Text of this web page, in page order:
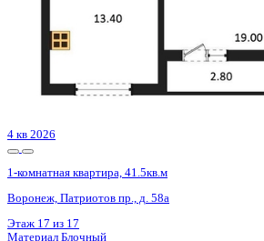
Сдан
1-комнатная квартира, 44.38кв.м
Воронеж, Антонова-Овсеенко ул., д. 35с